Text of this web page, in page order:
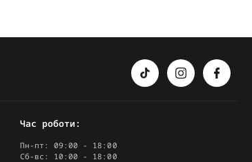
Час роботи:
Пн-пт: 09:00 - 18:00
Сб-вс: 10:00 - 18:00